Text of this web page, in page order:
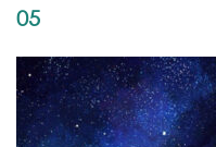
05